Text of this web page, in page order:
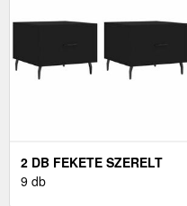
2 DB FEKETE SZERELT
FA DOHÁNYZÓASZTAL 50
9 db